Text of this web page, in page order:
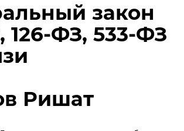
закон
126-ФЗ, 533-ФЗ
Ришат